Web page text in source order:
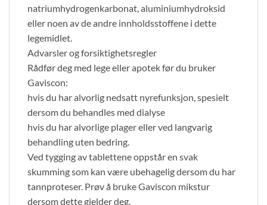
natriumhydrogenkarbonat, aluminiumhydroksid
eller noen av de andre innholdsstoffene i dette
legemidlet.
Advarsler og forsiktighetsregler
Rådfør deg med lege eller apotek før du bruker
Gaviscon:
hvis du har alvorlig nedsatt nyrefunksjon, spesielt
dersom du behandles med dialyse
hvis du har alvorlige plager eller ved langvarig
behandling uten bedring.
Ved tygging av tablettene oppstår en svak
skumming som kan være ubehagelig dersom du har
tannproteser. Prøv å bruke Gaviscon mikstur
dersom dette gjelder deg.